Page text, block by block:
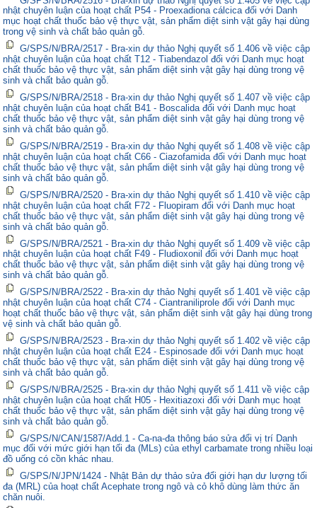
nhật chuyên luận của hoạt chất P54 - Proexadiona cálcica đối với Danh
mục hoạt chất thuốc bảo vệ thực vật, sản phẩm diệt sinh vật gây hại dùng
trong vệ sinh và chất bảo quản gỗ.
G/SPS/N/BRA/2517 - Bra-xin dự thảo Nghị quyết số 1.406 về việc cập
nhật chuyên luận của hoạt chất T12 - Tiabendazol đối với Danh mục hoạt
chất thuốc bảo vệ thực vật, sản phẩm diệt sinh vật gây hại dùng trong vệ
sinh và chất bảo quản gỗ.
G/SPS/N/BRA/2518 - Bra-xin dự thảo Nghị quyết số 1.407 về việc cập
nhật chuyên luận của hoạt chất B41 - Boscalida đối với Danh mục hoạt
chất thuốc bảo vệ thực vật, sản phẩm diệt sinh vật gây hại dùng trong vệ
sinh và chất bảo quản gỗ.
G/SPS/N/BRA/2519 - Bra-xin dự thảo Nghị quyết số 1.408 về việc cập
nhật chuyên luận của hoạt chất C66 - Ciazofamida đối với Danh mục hoạt
chất thuốc bảo vệ thực vật, sản phẩm diệt sinh vật gây hại dùng trong vệ
sinh và chất bảo quản gỗ.
G/SPS/N/BRA/2520 - Bra-xin dự thảo Nghị quyết số 1.410 về việc cập
nhật chuyên luận của hoạt chất F72 - Fluopiram đối với Danh mục hoạt
chất thuốc bảo vệ thực vật, sản phẩm diệt sinh vật gây hại dùng trong vệ
sinh và chất bảo quản gỗ.
G/SPS/N/BRA/2521 - Bra-xin dự thảo Nghị quyết số 1.409 về việc cập
nhật chuyên luận của hoạt chất F49 - Fludioxonil đối với Danh mục hoạt
chất thuốc bảo vệ thực vật, sản phẩm diệt sinh vật gây hại dùng trong vệ
sinh và chất bảo quản gỗ.
G/SPS/N/BRA/2522 - Bra-xin dự thảo Nghị quyết số 1.401 về việc cập
nhật chuyên luận của hoạt chất C74 - Ciantraniliprole đối với Danh mục
hoạt chất thuốc bảo vệ thực vật, sản phẩm diệt sinh vật gây hại dùng trong
vệ sinh và chất bảo quản gỗ.
G/SPS/N/BRA/2523 - Bra-xin dự thảo Nghị quyết số 1.402 về việc cập
nhật chuyên luận của hoạt chất E24 - Espinosade đối với Danh mục hoạt
chất thuốc bảo vệ thực vật, sản phẩm diệt sinh vật gây hại dùng trong vệ
sinh và chất bảo quản gỗ.
G/SPS/N/BRA/2525 - Bra-xin dự thảo Nghị quyết số 1.411 về việc cập
nhật chuyên luận của hoạt chất H05 - Hexitiazoxi đối với Danh mục hoạt
chất thuốc bảo vệ thực vật, sản phẩm diệt sinh vật gây hại dùng trong vệ
sinh và chất bảo quản gỗ.
G/SPS/N/CAN/1587/Add.1 - Ca-na-đa thông báo sửa đổi vị trí Danh
mục đối với mức giới hạn tối đa (MLs) của ethyl carbamate trong nhiều loại
đồ uống có cồn khác nhau.
G/SPS/N/JPN/1424 - Nhật Bản dự thảo sửa đổi giới hạn dư lượng tối
đa (MRL) của hoạt chất Acephate trong ngô và cỏ khô dùng làm thức ăn
chăn nuôi.